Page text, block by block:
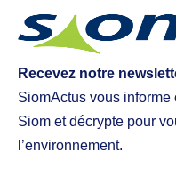
Recevez notre
SiomActus vous informe
Siom et décrypte pour
l’environnement.